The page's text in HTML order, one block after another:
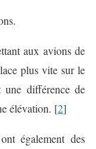
aux avions de
plus vite sur le
une différence de
élévation. [2]
également des